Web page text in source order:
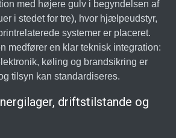
med højere gulv i begyndelsen af
i stedet for tre), hvor hjælpeudstyr,
systemer er placeret.
medfører en klar teknisk integration:
køling og brandsikring er
tilsyn kan standardiseres.
driftstilstande og